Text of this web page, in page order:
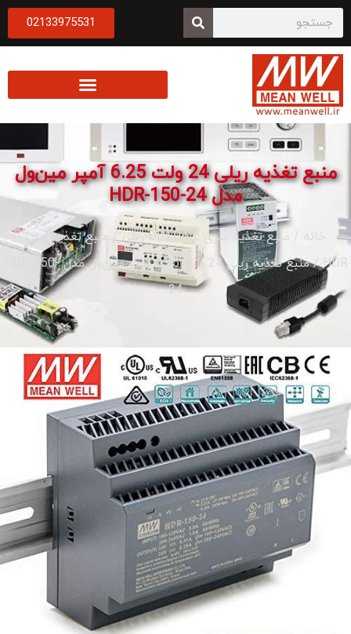
02133975531
منبع تغذیه ریلی 24 ولت 6.25 آمپر مین‌ول
مدل HDR-150-24
خانه/ منبع تغذیه سری DIN RAIL ریلی / منبع تغذیه ریلی
HDR
/ منبع تغذیه ریلی 24 ولت 6.25 آمپر مین‌ول مدل HDR-150-
24